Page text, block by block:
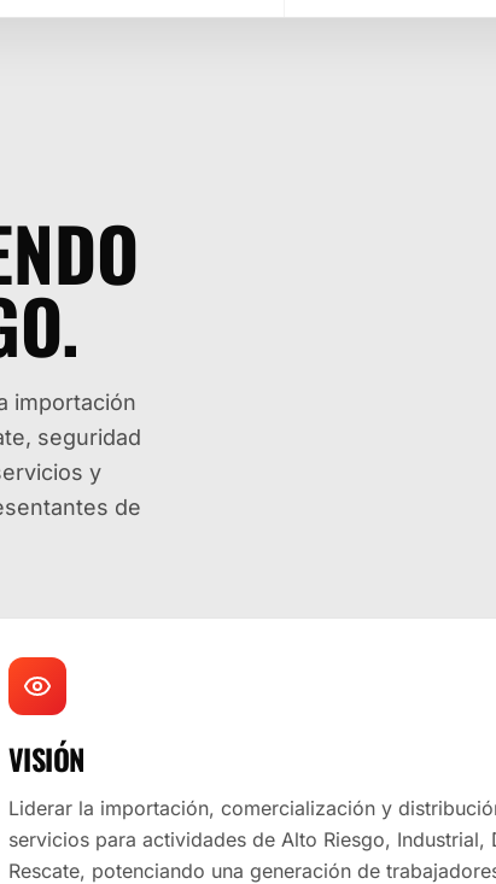
importación
seguridad
y
de
VISIÓN
Liderar la importación, comercialización y
servicios para actividades de Alto Riesgo, Industrial,
Rescate, potenciando una generación de